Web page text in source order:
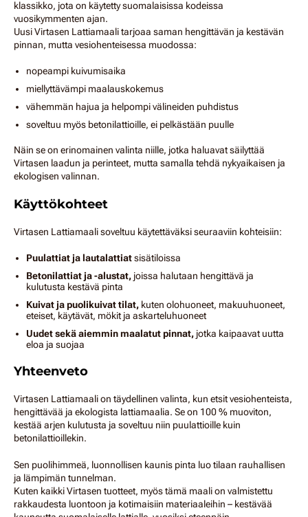
klassikko, jota on käytetty suomalaisissa kodeissa
vuosikymmenten ajan.
Uusi Virtasen Lattiamaali tarjoaa saman hengittävän ja kestävän
pinnan, mutta vesiohenteisessa muodossa:
nopeampi kuivumisaika
miellyttävämpi maalauskokemus
vähemmän hajua ja helpompi välineiden puhdistus
soveltuu myös betonilattioille, ei pelkästään puulle
Näin se on erinomainen valinta niille, jotka haluavat säilyttää
Virtasen laadun ja perinteet, mutta samalla tehdä nykyaikaisen ja
ekologisen valinnan.
Käyttökohteet
Virtasen Lattiamaali soveltuu käytettäväksi seuraaviin kohteisiin:
Puulattiat ja lautalattiatsisätiloissa
Betonilattiat ja -alustat, joissa halutaan hengittävä ja
kulutusta kestävä pinta
Kuivat ja puolikuivat tilat, kuten olohuoneet, makuuhuoneet,
eteiset, käytävät, mökit ja askarteluhuoneet
Uudet sekä aiemmin maalatut pinnat, jotka kaipaavat uutta
eloa ja suojaa
Yhteenveto
Virtasen Lattiamaali on täydellinen valinta, kun etsit vesiohenteista,
hengittävää ja ekologista lattiamaalia. Se on 100 % muoviton,
kestää arjen kulutusta ja soveltuu niin puulattioille kuin
betonilattioillekin.
Sen puolihimmeä, luonnollisen kaunis pinta luo tilaan rauhallisen
ja lämpimän tunnelman.
Kuten kaikki Virtasen tuotteet, myös tämä maali on valmistettu
rakkaudesta luontoon ja kotimaisiin materiaaleihin – kestävää